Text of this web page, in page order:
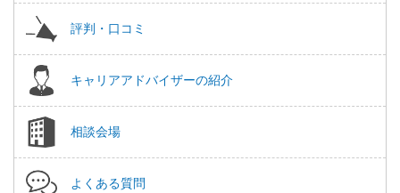
評判・口コミ
キャリアアドバイザーの紹介
相談会場
よくある質問